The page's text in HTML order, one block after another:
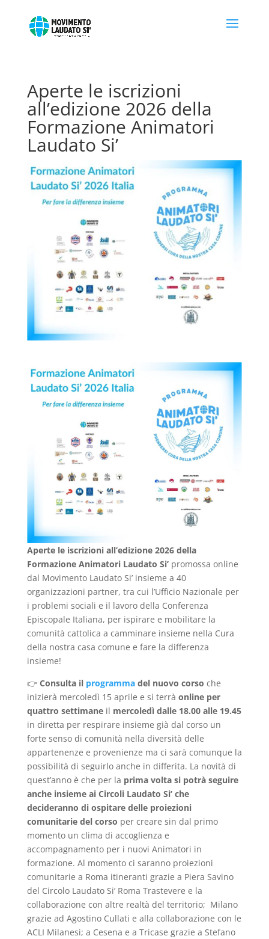
Aperte le iscrizioni
all’edizione 2026 della
Formazione Animatori
Laudato Si’
Aperte le iscrizioni all’edizione 2026 della
Formazione Animatori Laudato Si’promossa online
dal Movimento Laudato Si’ insieme a 40
organizzazioni partner, tra cui l’Ufficio Nazionale per
i problemi sociali e il lavoro della Conferenza
Episcopale Italiana, per ispirare e mobilitare la
comunità cattolica a camminare insieme nella Cura
della nostra casa comune e fare la differenza
insieme!
👉 Consulta il programmadel nuovo corso che
inizierà mercoledì 15 aprile e si terrà online per
quattro settimaneil mercoledì dalle 18.00 alle 19.45
in diretta per respirare insieme già dal corso un
forte senso di comunità nella diversità delle
appartenenze e provenienze ma ci sarà comunque la
possibilità di seguirlo anche in differita. La novità di
quest’anno è che per la prima volta si potrà seguire
anche insieme ai Circoli Laudato Si’ che
decideranno di ospitare delle proiezioni
comunitarie del corso per creare sin dal primo
momento un clima di accoglienza e
accompagnamento per i nuovi Animatori in
formazione. Al momento ci saranno proiezioni
comunitarie a Roma itineranti grazie a Piera Savino
del Circolo Laudato Si’ Roma Trastevere e la
collaborazione con altre realtà del territorio; Milano
grazie ad Agostino Cullati e alla collaborazione con le
ACLI Milanesi; a Cesena e a Tricase grazie a Stefano